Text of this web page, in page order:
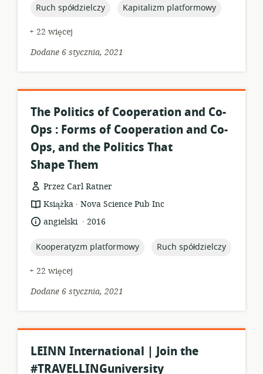
topic:
Ruch spółdzielczy topic:
Kapitalizm platformowy
+ 22 więcej
Dodane 6 stycznia, 2021
The Politics of Cooperation and Co-
Ops : Forms of Cooperation and Co-
Ops, and the Politics That
Shape Them
Przez Carl Ratner
format
zasobów:
Książka .
wydawca:
Nova Science Pub Inc
język:angielski .
data2016
topic:
Kooperatyzm platformowy topic:
Ruch spółdzielczy
+ 22 więcej
Dodane 6 stycznia, 2021
LEINN International | Join the
#TRAVELLINGuniversity